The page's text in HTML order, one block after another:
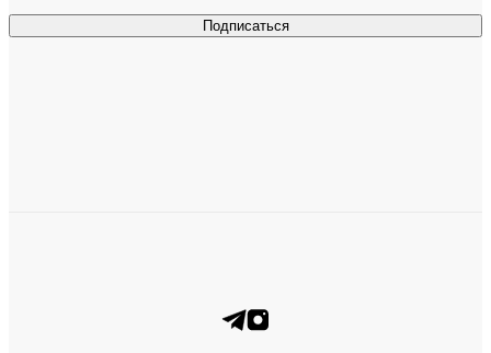
Подписаться